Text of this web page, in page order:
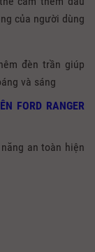
của người dùng
đèn trần giúp
và sáng
FORD RANGER
an toàn hiện